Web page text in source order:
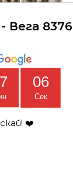
Вега
05
Сек
❤️